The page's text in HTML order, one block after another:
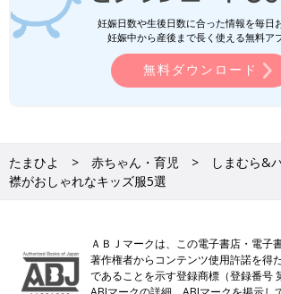
妊娠日数や生後日数に合った情報を毎日
妊娠中から産後まで長く使える無料ア
無料ダウンロード
たまひよ 赤ちゃん・育児
しまむら&
襟がおしゃれなキッズ服5選
ＡＢＪマークは、この電子書店・電子
著作権者からコンテンツ使用許諾を得
であることを示す登録商標（登録番号